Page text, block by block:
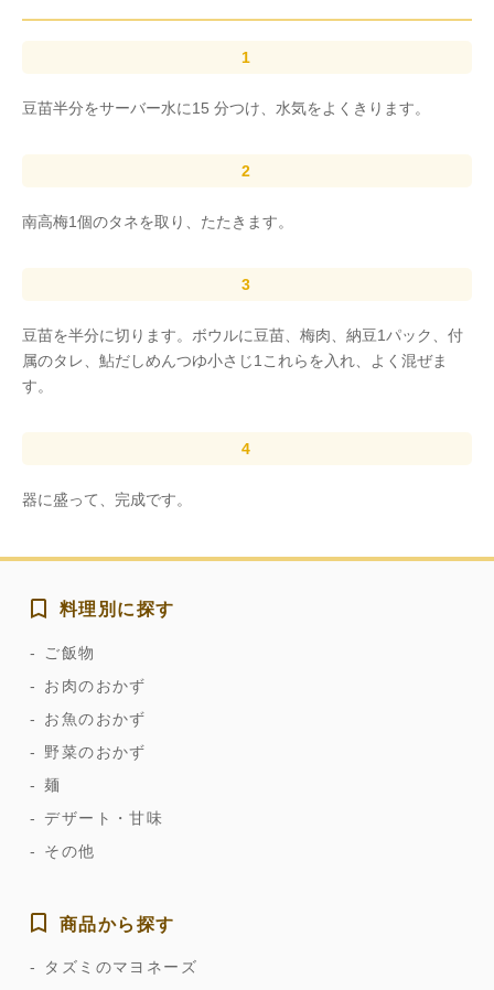
豆苗半分をサーバー水に15 分つけ、水気をよくきります。
南高梅1個のタネを取り、たたきます。
豆苗を半分に切ります。ボウルに豆苗、梅肉、納豆1パック、付
属のタレ、鮎だしめんつゆ小さじ1これらを入れ、よく混ぜま
す。
器に盛って、完成です。
料理別に探す
ご飯物
お肉のおかず
お魚のおかず
野菜のおかず
麺
デザート・甘味
その他
商品から探す
タズミのマヨネーズ